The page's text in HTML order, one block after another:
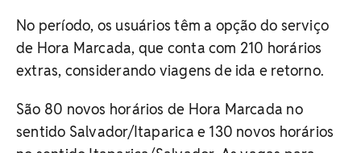
No período, os usuários têm a opção do serviço
de Hora Marcada, que conta com 210 horários
extras, considerando viagens de ida e retorno.
São 80 novos horários de Hora Marcada no
sentido Salvador/Itaparica e 130 novos horários